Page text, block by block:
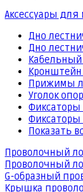
Аксессуары для
Дно
Дно
Кабельный
Прижимы
Уголок
Фиксаторы
Фиксаторы
Показать
Проволочный
Проволочный
G-образный
Крышка